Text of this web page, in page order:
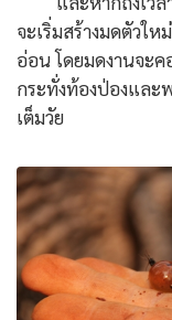
จะเริ่มสร้างมดตัวใ
อ่อน โดยมดงานจะ
กระทั่งท้องป่องและ
เต็มวัย